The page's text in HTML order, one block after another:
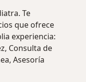
Te
que ofrece
experiencia:
Consulta de
Asesoría